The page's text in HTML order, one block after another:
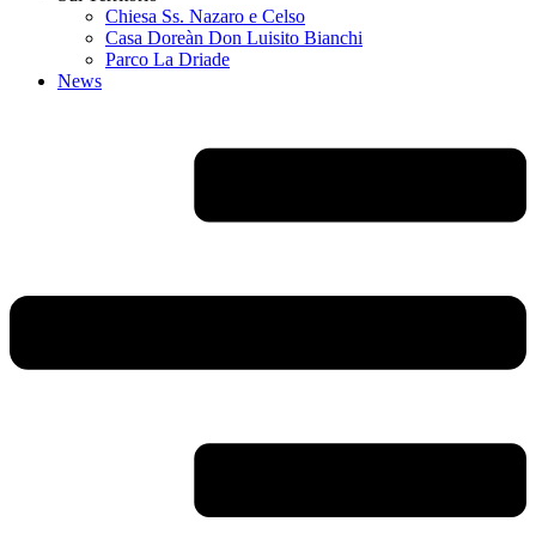
Chiesa Ss. Nazaro e Celso
Casa Doreàn Don Luisito Bianchi
Parco La Driade
News